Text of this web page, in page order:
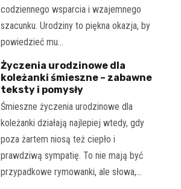
codziennego wsparcia i wzajemnego
szacunku. Urodziny to piękna okazja, by
powiedzieć mu…
Życzenia urodzinowe dla
koleżanki śmieszne – zabawne
teksty i pomysły
Śmieszne życzenia urodzinowe dla
koleżanki działają najlepiej wtedy, gdy
poza żartem niosą też ciepło i
prawdziwą sympatię. To nie mają być
przypadkowe rymowanki, ale słowa,…